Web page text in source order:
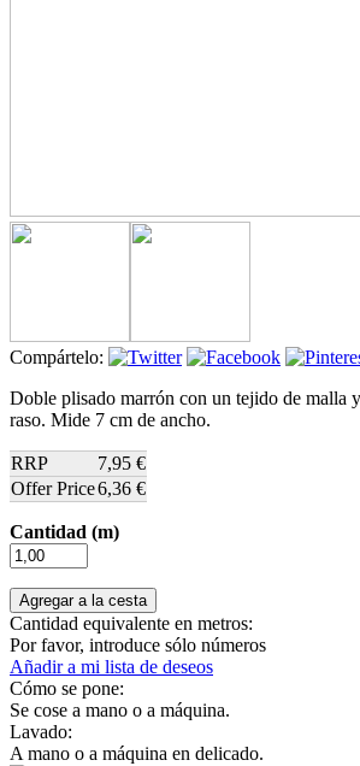
Compártelo:
Doble plisado marrón con un tejido de malla
raso. Mide 7 cm de ancho.
RRP
7,95 €
Offer Price6,36 €
Cantidad (m)
Cantidad equivalente en metros:
Por favor, introduce sólo números
Añadir a mi lista de deseos
Cómo se pone:
Se cose a mano o a máquina.
Lavado:
A mano o a máquina en delicado.